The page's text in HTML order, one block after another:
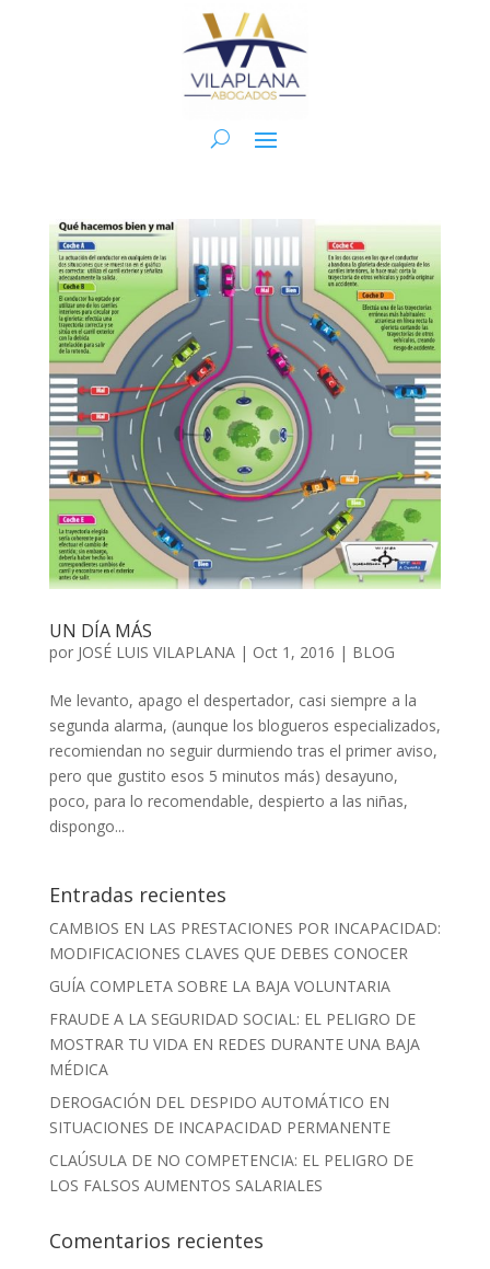
UN DÍA MÁS
por JOSÉ LUIS VILAPLANA| Oct 1, 2016 | BLOG
Me levanto, apago el despertador, casi siempre a la
segunda alarma, (aunque los blogueros especializados,
recomiendan no seguir durmiendo tras el primer aviso,
pero que gustito esos 5 minutos más) desayuno,
poco, para lo recomendable, despierto a las niñas,
dispongo...
Entradas recientes
CAMBIOS EN LAS PRESTACIONES POR INCAPACIDAD:
MODIFICACIONES CLAVES QUE DEBES CONOCER
GUÍA COMPLETA SOBRE LA BAJA VOLUNTARIA
FRAUDE A LA SEGURIDAD SOCIAL: EL PELIGRO DE
MOSTRAR TU VIDA EN REDES DURANTE UNA BAJA
MÉDICA
DEROGACIÓN DEL DESPIDO AUTOMÁTICO EN
SITUACIONES DE INCAPACIDAD PERMANENTE
CLAÚSULA DE NO COMPETENCIA: EL PELIGRO DE
LOS FALSOS AUMENTOS SALARIALES
Comentarios recientes